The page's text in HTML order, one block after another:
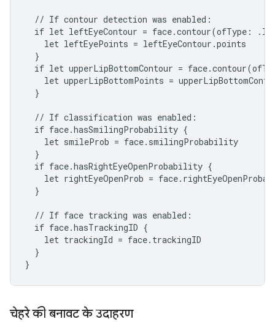
  // If contour detection was enabled:
if let leftEyeContour = face.contour(ofType:
    let leftEyePoints = leftEyeContour.points
  }
if let upperLipBottomContour =
let upperLipBottomPoints =
  }
  // If classification was enabled:
  if face.hasSmilingProbability {
    let smileProb = face.smilingProbability
  }
  if face.hasRightEyeOpenProbability {
let rightEyeOpenProb =
  }
  // If face tracking was enabled:
  if face.hasTrackingID {
    let trackingId = face.trackingID
  }
}
चेहरे की बनावट के उदाहरण